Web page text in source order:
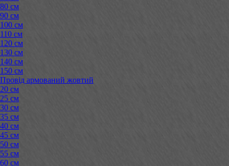
80 см
90 см
100 см
110 см
120 см
130 см
140 см
150 см
Провід армований жовтий
20 см
25 см
30 см
35 см
40 см
45 см
50 см
55 см
60 см